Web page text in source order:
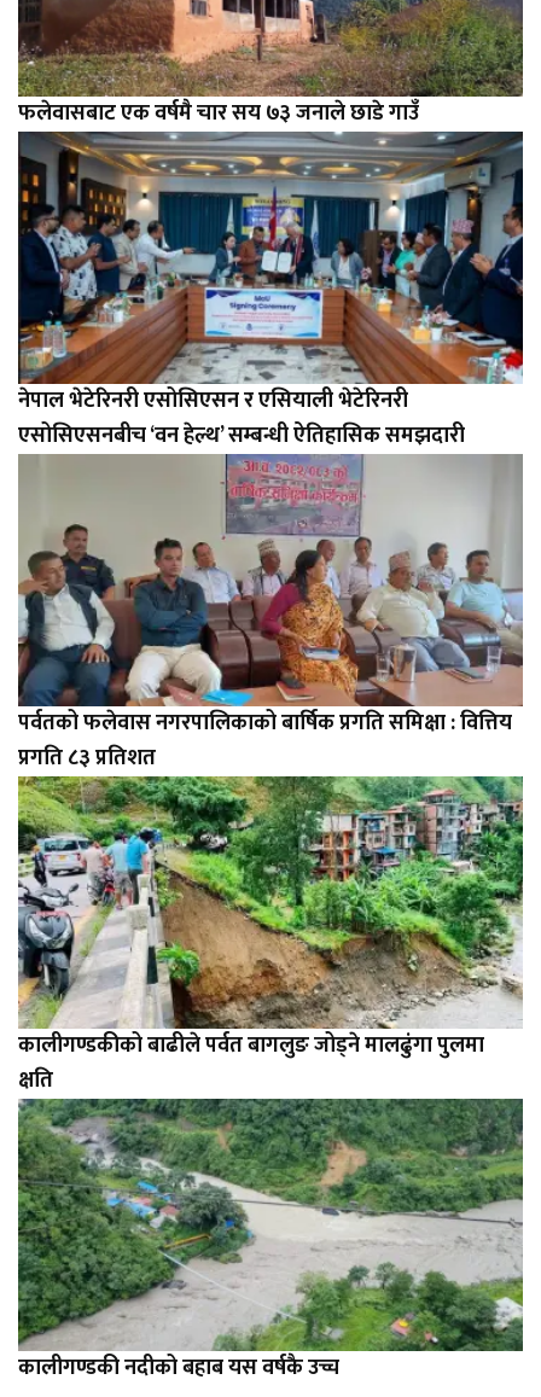
फलेवासबाट एक वर्षमै चार सय ७३ जनाले छाडे गाउँ
नेपाल भेटेरिनरी एसोसिएसन र एसियाली भेटेरिनरी
एसोसिएसनबीच ‘वन हेल्थ’ सम्बन्धी ऐतिहासिक समझदारी
पर्वतको फलेवास नगरपालिकाको बार्षिक प्रगति समिक्षा : वित्तिय
प्रगति ८३ प्रतिशत
कालीगण्डकीको बाढीले पर्वत बागलुङ जोड्ने मालढुंगा पुलमा
क्षति
कालीगण्डकी नदीको बहाब यस वर्षकै उच्च